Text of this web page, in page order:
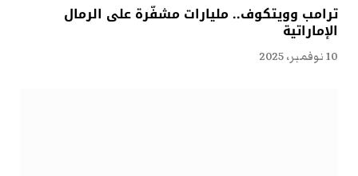
ترامب وويتكوف.. مليارات مشفّرة على الرمال
الإماراتية
10 نوفمبر، 2025